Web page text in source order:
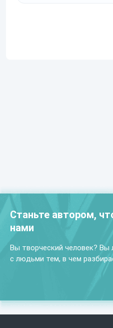
Станьте автором,
нами
Вы творческий человек? Вы
с людьми тем, в чем